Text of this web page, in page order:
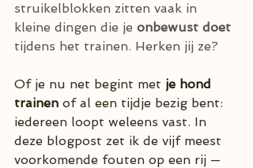
struikelblokken zitten vaak in
kleine dingen die je onbewust doet
tijdens het trainen. Herken jij ze?
Of je nu net begint met je hond
trainen of al een tijdje bezig bent:
iedereen loopt weleens vast. In
deze blogpost zet ik de vijf meest
voorkomende fouten op een rij —